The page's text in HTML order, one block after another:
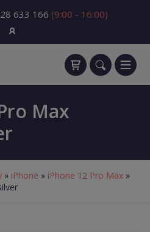
633 166 (9:00 - 16:00)
Max
» iPhone » iPhone 12 Pro Max »